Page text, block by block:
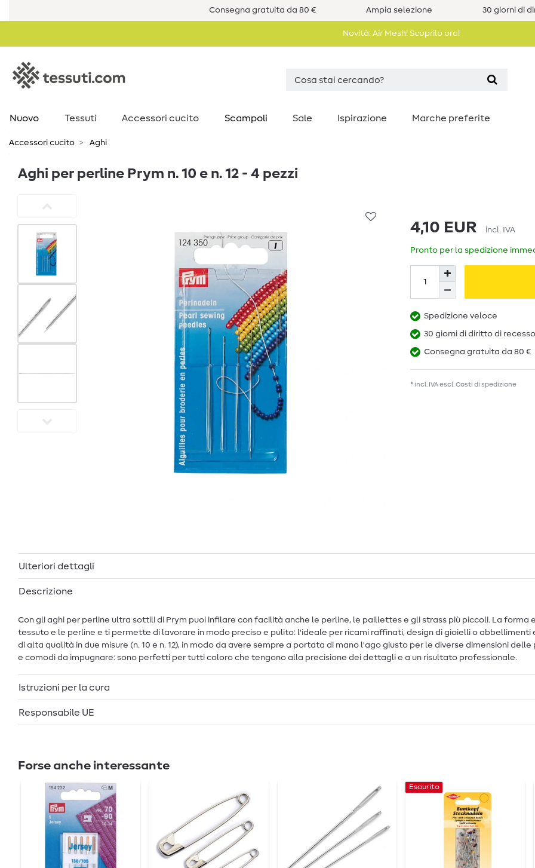
Consegna gratuita da 80 € Ampia selezione 30 giorni di
Novità: Air Mesh! Scoprilo ora!
Nuovo Tessuti Accessori cucito Scampoli Sale Ispirazione Marche preferite
Accessori cucito Aghi
Aghi per perline Prym n. 10 e n. 12 - 4 pezzi
4,10 EUR incl. IVA
Pronto per la spedizione
Spedizione veloce
30 giorni di diritto di recesso
Consegna gratuita da 80 €
* incl. IVA escl. Costi di spedizione
Ulteriori dettagli
Descrizione
Con gli aghi per perline ultra sottili di Prym puoi infilare con facilità anche le perline, le paillettes e gli strass più piccoli. La
tessuto e le perline e ti permette di lavorare in modo preciso e pulito: l'ideale per ricami raffinati, design di gioielli o
di alta qualità in due misure (n. 10 e n. 12), in modo da avere sempre a portata di mano l'ago giusto per le diverse dimensioni
e comodi da impugnare: sono perfetti per tutti coloro che tengono alla precisione dei dettagli e a un risultato professionale.
Istruzioni per la cura
Responsabile UE
Forse anche interessante
Esaurito